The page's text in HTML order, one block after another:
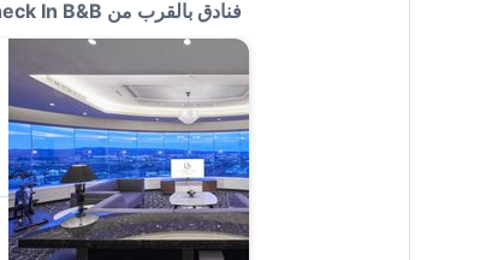
فنادق بالقرب من Check In B&B